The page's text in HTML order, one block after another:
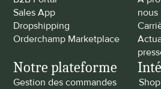
Sales App
Dropshipping
Orderchamp Marketplace
nous
Notre plateforme
Gestion des commandes